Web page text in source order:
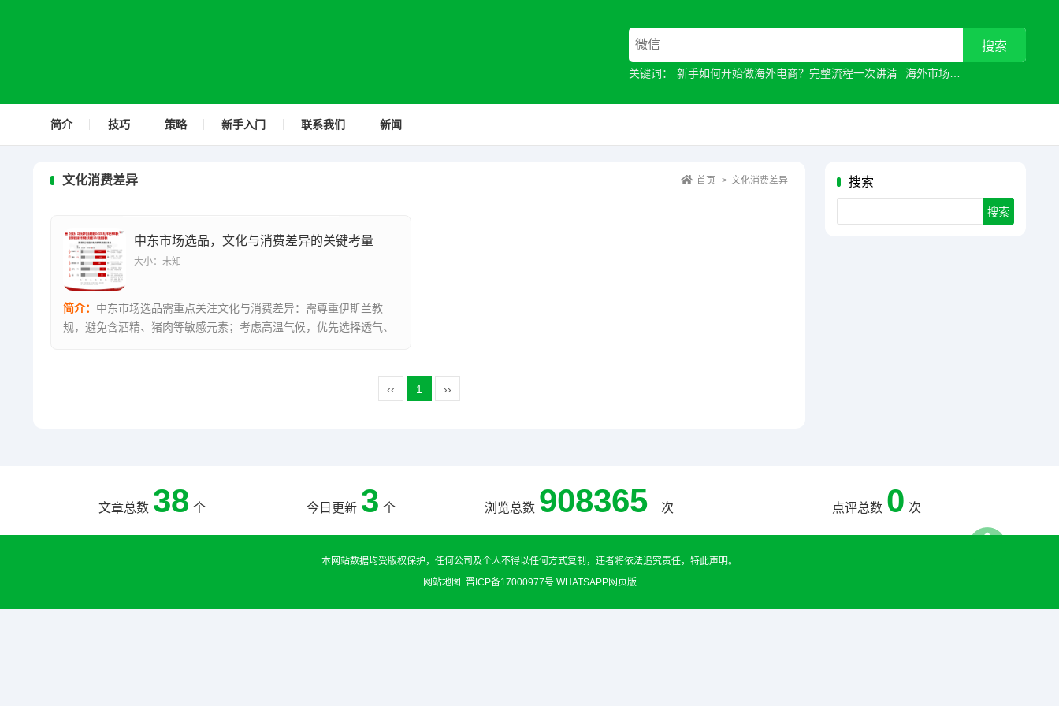
关键词： 新手如何开始做海外电商？完整流程一次讲清 海外市场
简介 技巧 策略 新手入门 联系我们 新闻
搜索
文化消费差异 首页 > 文化消费差异
中东市场选品，文化与消费差异的关键考量
大小：未知
简介： 中东市场选品需重点关注文化与消费差异：需尊重伊斯兰教
规，避免含酒精、猪肉等敏感元素；考虑高温气候，优先选择透气、
‹‹ 1 ››
文章总数 38 个 今日更新 3 个 浏览总数 908365 次 点评总数 0 次
本网站数据均受版权保护，任何公司及个人不得以任何方式复制，违者将依法追究责任，特此声明。
网站地图 晋ICP备17000977号 WHATSAPP网页版